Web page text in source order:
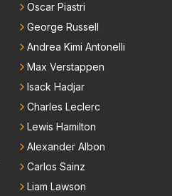
Oscar Piastri
George Russell
Andrea Kimi Antonelli
Max Verstappen
Isack Hadjar
Charles Leclerc
Lewis Hamilton
Alexander Albon
Carlos Sainz
Liam Lawson